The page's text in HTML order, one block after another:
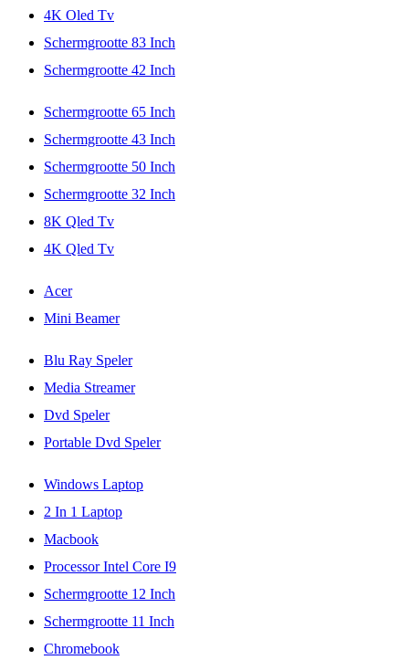
4K Oled Tv
Schermgrootte 83 Inch
Schermgrootte 42 Inch
Schermgrootte 65 Inch
Schermgrootte 43 Inch
Schermgrootte 50 Inch
Schermgrootte 32 Inch
8K Qled Tv
4K Qled Tv
Acer
Mini Beamer
Blu Ray Speler
Media Streamer
Dvd Speler
Portable Dvd Speler
Windows Laptop
2 In 1 Laptop
Macbook
Processor Intel Core I9
Schermgrootte 12 Inch
Schermgrootte 11 Inch
Chromebook